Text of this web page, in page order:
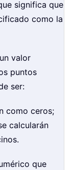
significa que
como la
valor
puntos
ser:
como ceros;
calcularán
que